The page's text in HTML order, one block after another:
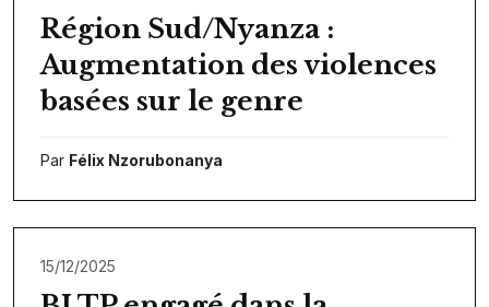
Région Sud/Nyanza :
Augmentation des violences
basées sur le genre
Par Félix Nzorubonanya
15/12/2025